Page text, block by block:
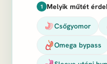
1 Melyik műtét
Csőgyomor
Omega bypass